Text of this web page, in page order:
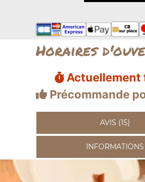
Horaires
Actuellement
Précommande
AVIS (15)
INFORMATIONS